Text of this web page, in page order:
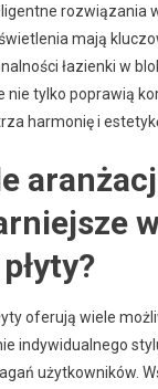
rozwiązania
mają
łazienki w
nie tylko poprawią
harmonię i
oferują wiele
indywidualnego
użytkowników.